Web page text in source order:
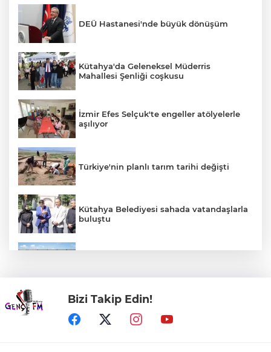
DEÜ Hastanesi'nde büyük dönüşüm
Kütahya'da Geleneksel Müderris
Mahallesi Şenliği coşkusu
İzmir Efes Selçuk'te engeller atölyelerle
aşılıyor
Türkiye'nin planlı tarım tarihi değişti
Kütahya Belediyesi sahada vatandaşlarla
buluştu
Bizi Takip Edin!